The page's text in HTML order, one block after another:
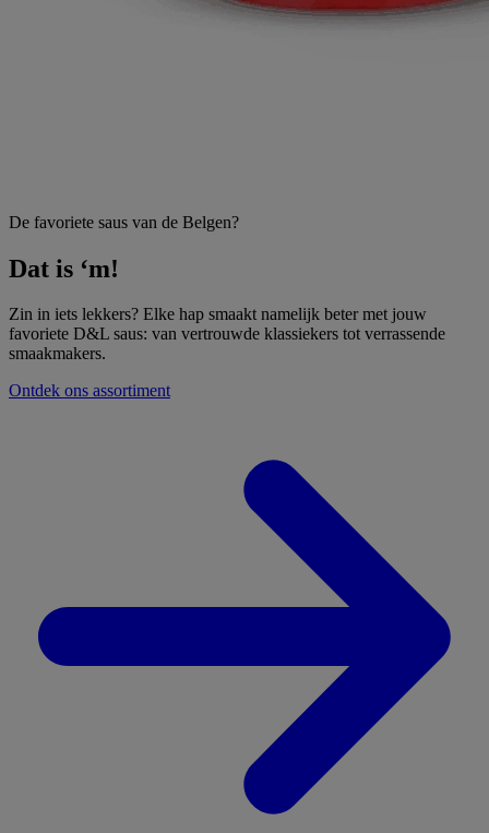
De favoriete saus van de Belgen?
Dat is ‘m!
Zin in iets lekkers? Elke hap smaakt namelijk beter met jouw
favoriete D&L saus: van vertrouwde klassiekers tot verrassende
smaakmakers.
Ontdek ons assortiment